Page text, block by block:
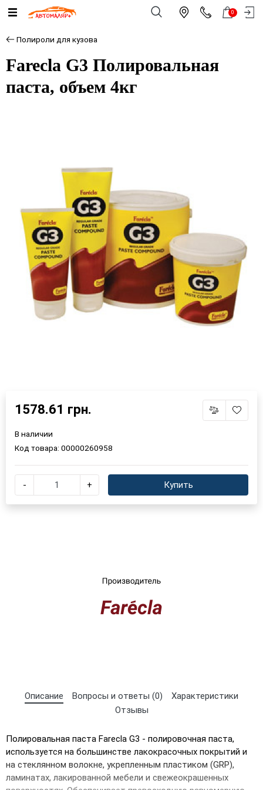
0
Полироли для кузова
Farecla G3 Полировальная
паста, объем 4кг
Выберите язык магазина
UA RU
Описание Вопросы и ответы (0)
Характеристики
Отзывы
Полировальная паста Farecla G3 - полировочная паста,
используется на большинстве лакокрасочных покрытий и
на стеклянном волокне, укрепленным пластиком (GRP),
ламинатах, лакированной мебели и свежеокрашенных
1578.61 грн.
В наличии
Код товара: 00000260958
- + Купить